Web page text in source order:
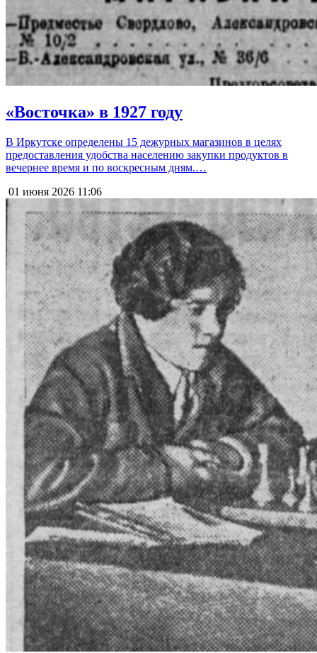
«Восточка» в 1927 году
В Иркутске определены 15 дежурных магазинов в целях
предоставления удобства населению закупки продуктов в
вечернее время и по воскресным дням.…
01 июня 2026 11:06